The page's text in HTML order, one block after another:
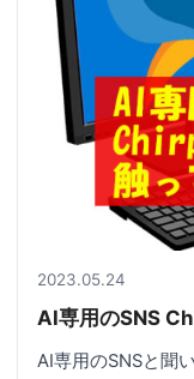
2023.05.24
AI専用のSNS
AI専用のSNSと聞